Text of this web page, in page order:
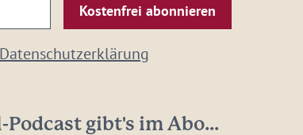
Datenschutzerklärung
Podcast gibt's im Abo...